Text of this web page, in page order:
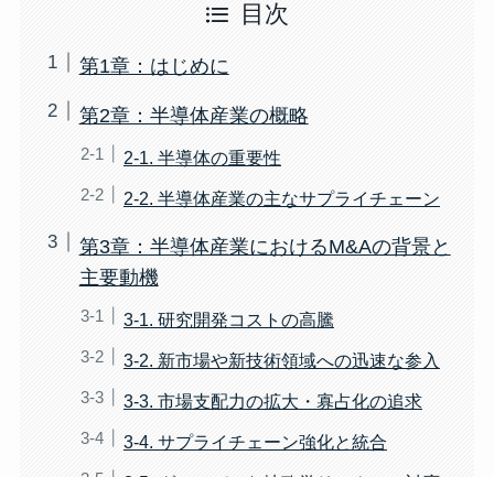
目次
第1章：はじめに
第2章：半導体産業の概略
2-1. 半導体の重要性
2-2. 半導体産業の主なサプライチェーン
第3章：半導体産業におけるM&Aの背景と
主要動機
3-1. 研究開発コストの高騰
3-2. 新市場や新技術領域への迅速な参入
3-3. 市場支配力の拡大・寡占化の追求
3-4. サプライチェーン強化と統合